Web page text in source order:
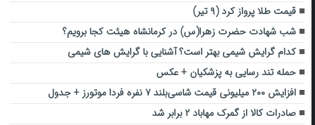
قیمت طلا پرواز کرد (۹ تیر)
شب شهادت حضرت زهرا(س) در کرمانشاه هیئت کجا برویم؟
کدام گرایش شیمی بهتر است؟ آشنایی با گرایش های شیمی
حمله تند رسایی به پزشکیان + عکس
افزایش ۲۰۰ میلیونی قیمت شاسی‌بلند ۷ نفره فردا موتورز + جدول
صادرات کالا از گمرک مهاباد ۲ برابر شد